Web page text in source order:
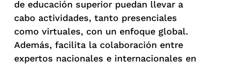
de educación superior puedan llevar a
cabo actividades, tanto presenciales
como virtuales, con un enfoque global.
Además, facilita la colaboración entre
expertos nacionales e internacionales en